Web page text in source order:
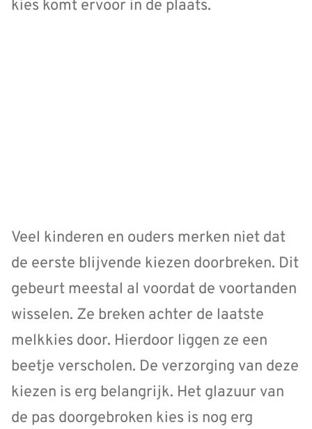
kies komt ervoor in de plaats.
Veel kinderen en ouders merken niet dat
de eerste blijvende kiezen doorbreken. Dit
gebeurt meestal al voordat de voortanden
wisselen. Ze breken achter de laatste
melkkies door. Hierdoor liggen ze een
beetje verscholen. De verzorging van deze
kiezen is erg belangrijk. Het glazuur van
de pas doorgebroken kies is nog erg